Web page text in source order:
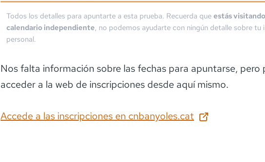
Todos los detalles para apuntarte a esta prueba. Recuerda que estás
calendario independiente, no podemos ayudarte con ningún detalle sobre tu
personal.
Nos falta información sobre las fechas para apuntarse, pero
acceder a la web de inscripciones desde aquí mismo.
Accede a las inscripciones en cnbanyoles.cat